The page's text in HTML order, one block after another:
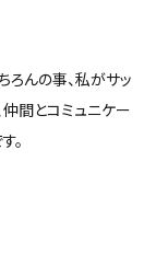
んの事、私がサッ
間とコミュニケー
。